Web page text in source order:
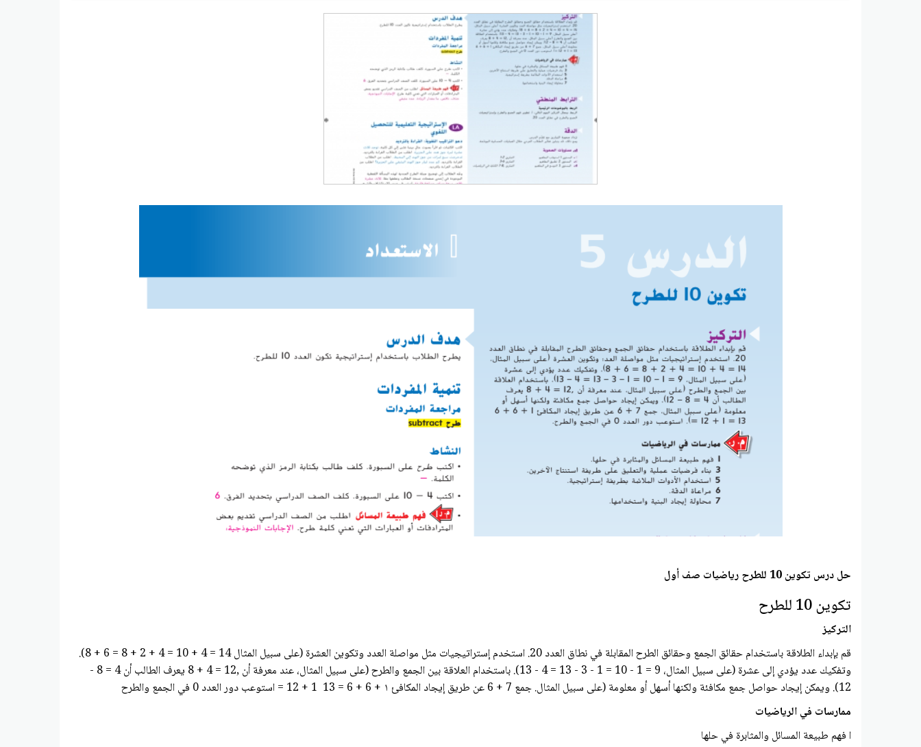
حل درس تكوين 10 للطرح رياضيات صف أول
تكوين 10 للطرح
التركيز
قم بإبداء الطلاقة باستخدام حقائق الجمع وحقائق الطرح المقابلة في نطاق العدد 20. استخدم إستراتيجيات مثل مواصلة العدد وتكوين العشرة (على سبيل المثال 14 = 4 + 10 = 4 + 2 + 8 = 6 + 8).
وتفكيك عدد يؤدي إلى عشرة (على سبيل المثال، 9 = 1 - 10 = 1 - 3 - 13 = 4 - 13). باستخدام العلاقة بين الجمع والطرح (على سبيل المثال، عند معرفة أن ,12 = 4 + 8 يعرف الطالب أن 4 = 8 -
12). ويمكن إيجاد حواصل جمع مكافئة ولكنها أسهل أو معلومة (على سبيل المثال. جمع 7 + 6 عن طريق إيجاد المكافئ ١ + 6 + 6 = 13 1 + 12 = استوعب دور العدد 0 في الجمع والطرح
ممارسات في الرياضيات
ا فهم طبيعة المسائل والمثابرة في حلها